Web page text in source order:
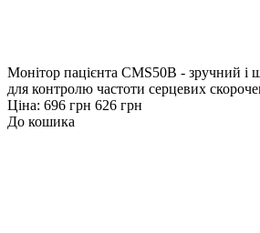
Монітор пацієнта CMS50B - зручний і
для контролю частоти серцевих
Ціна: 696 грн 626 грн
До кошика